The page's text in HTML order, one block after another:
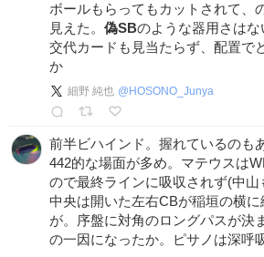
ボールもらってもカットされて、
見えた。 偽SBのような器用さは
交代カードも見当たらず、配置で
か
細野 純也 @ HOSONO_Junya
前半ビハインド。握れているのも
442的な場面が多め。マテウスは
ので最終ラインに吸収されず(中山
中央は開いた左右CBが稲垣の横に
が。序盤に対角のロングパスが決
の一因になったか。ピサノは深呼